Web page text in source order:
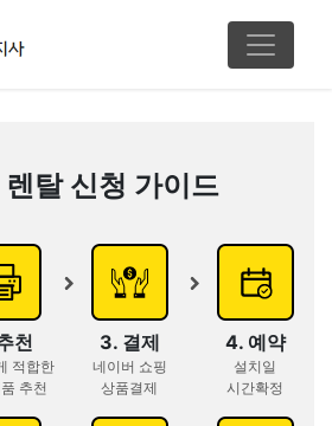
탈 신청 가이드
천
적합한
추천
3. 결제
네이버 쇼핑
상품결제
4. 예약
설치일
시간확정